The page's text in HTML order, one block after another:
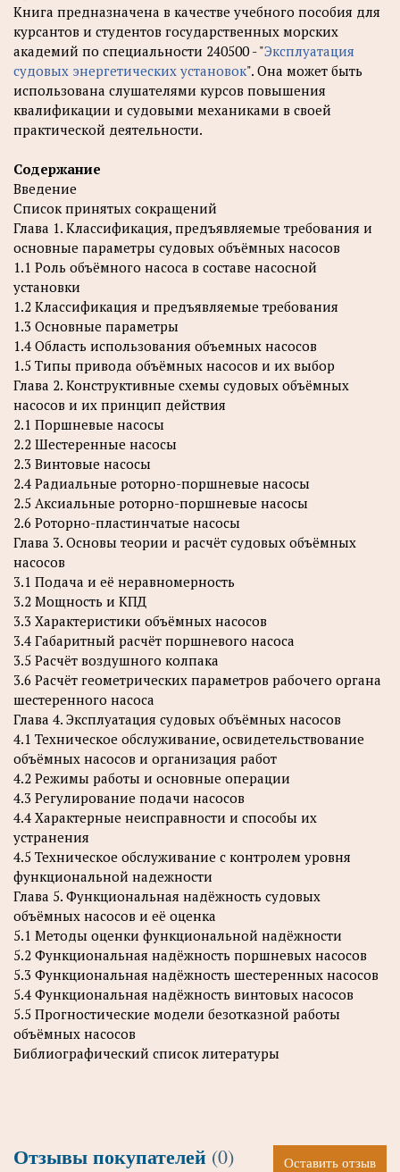
Книга предназначена в качестве учебного пособия для
курсантов и студентов государственных морских
академий по специальности 240500 - "Эксплуатация
судовых энергетических установок". Она может быть
использована слушателями курсов повышения
квалификации и судовыми механиками в своей
практической деятельности.
Содержание
Введение
Список принятых сокращений
Глава 1. Классификация, предъявляемые требования и
основные параметры судовых объёмных насосов
1.1 Роль объёмного насоса в составе насосной
установки
1.2 Классификация и предъявляемые требования
1.3 Основные параметры
1.4 Область использования объемных насосов
1.5 Типы привода объёмных насосов и их выбор
Глава 2. Конструктивные схемы судовых объёмных
насосов и их принцип действия
2.1 Поршневые насосы
2.2 Шестеренные насосы
2.3 Винтовые насосы
2.4 Радиальные роторно-поршневые насосы
2.5 Аксиальные роторно-поршневые насосы
2.6 Роторно-пластинчатые насосы
Глава 3. Основы теории и расчёт судовых объёмных
насосов
3.1 Подача и её неравномерность
3.2 Мощность и КПД
3.3 Характеристики объёмных насосов
3.4 Габаритный расчёт поршневого насоса
3.5 Расчёт воздушного колпака
3.6 Расчёт геометрических параметров рабочего органа
шестеренного насоса
Глава 4. Эксплуатация судовых объёмных насосов
4.1 Техническое обслуживание, освидетельствование
объёмных насосов и организация работ
4.2 Режимы работы и основные операции
4.3 Регулирование подачи насосов
4.4 Характерные неисправности и способы их
устранения
4.5 Техническое обслуживание с контролем уровня
функциональной надежности
Глава 5. Функциональная надёжность судовых
объёмных насосов и её оценка
5.1 Методы оценки функциональной надёжности
5.2 Функциональная надёжность поршневых насосов
5.3 Функциональная надёжность шестеренных насосов
5.4 Функциональная надёжность винтовых насосов
5.5 Прогностические модели безотказной работы
объёмных насосов
Библиографический список литературы
Отзывы покупателей (0) Оставить отзыв